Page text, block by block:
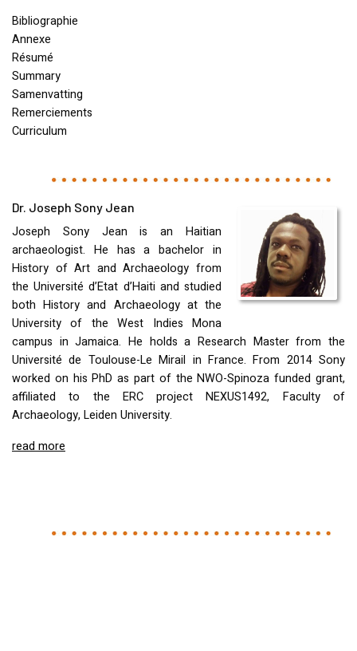
Bibliographie
Annexe
Résumé
Summary
Samenvatting
Remerciements
Curriculum
Dr. Joseph Sony Jean
Joseph Sony Jean is an Haitian
archaeologist. He has a bachelor in
History of Art and Archaeology from
the Université d’Etat d’Haiti and studied
both History and Archaeology at the
University of the West Indies Mona
campus in Jamaica. He holds a Research Master from the
Université de Toulouse-Le Mirail in France. From 2014 Sony
worked on his PhD as part of theNWO-Spinoza funded grant,
affiliated to the ERCproject NEXUS1492, Faculty of
Archaeology, Leiden University.
read more